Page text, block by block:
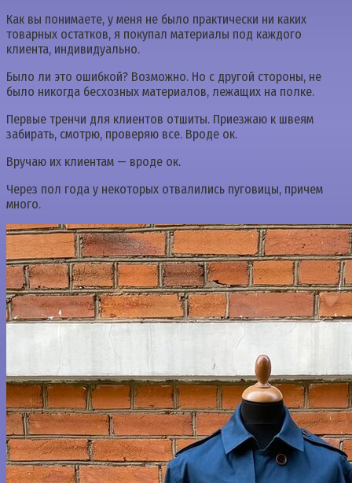
Как вы понимаете, у меня не было практически ни каких
товарных остатков, я покупал материалы под каждого
клиента, индивидуально.
Было ли это ошибкой? Возможно. Но с другой стороны, не
было никогда бесхозных материалов, лежащих на полке.
Первые тренчи для клиентов отшиты. Приезжаю к швеям
забирать, смотрю, проверяю все. Вроде ок.
Вручаю их клиентам — вроде ок.
Через пол года у некоторых отвалились пуговицы, причем
много.